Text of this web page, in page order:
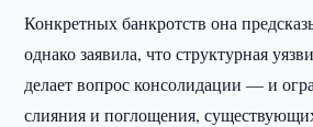
Конкретных банкротств она
однако заявила, что структурная
делает вопрос консолидации — и
слияния и поглощения,